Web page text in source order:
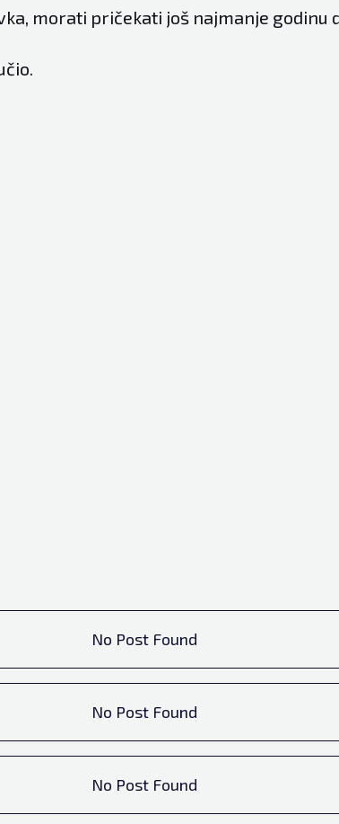
morati pričekati još najmanje godinu
No Post Found
No Post Found
No Post Found